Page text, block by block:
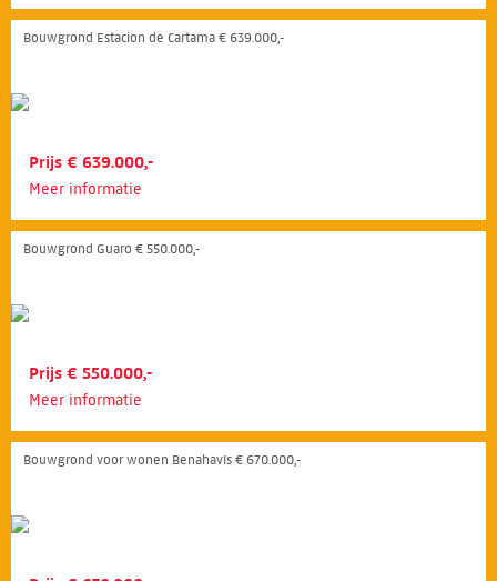
Bouwgrond Estacion de Cartama € 639.000,-
Prijs € 639.000,-
Meer informatie
Bouwgrond Guaro € 550.000,-
Prijs € 550.000,-
Meer informatie
Bouwgrond voor wonen Benahavís € 670.000,-